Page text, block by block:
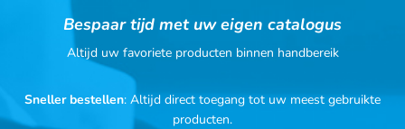
Bespaar tijd met uw eigen catalogus
Altijd uw favoriete producten binnen handbereik
Sneller bestellen: Altijd direct toegang tot uw meest gebruikte
producten.